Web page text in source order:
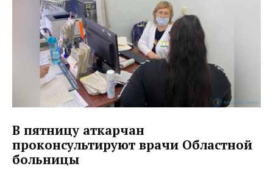
В пятницу аткарчан
проконсультируют врачи Областной
больницы